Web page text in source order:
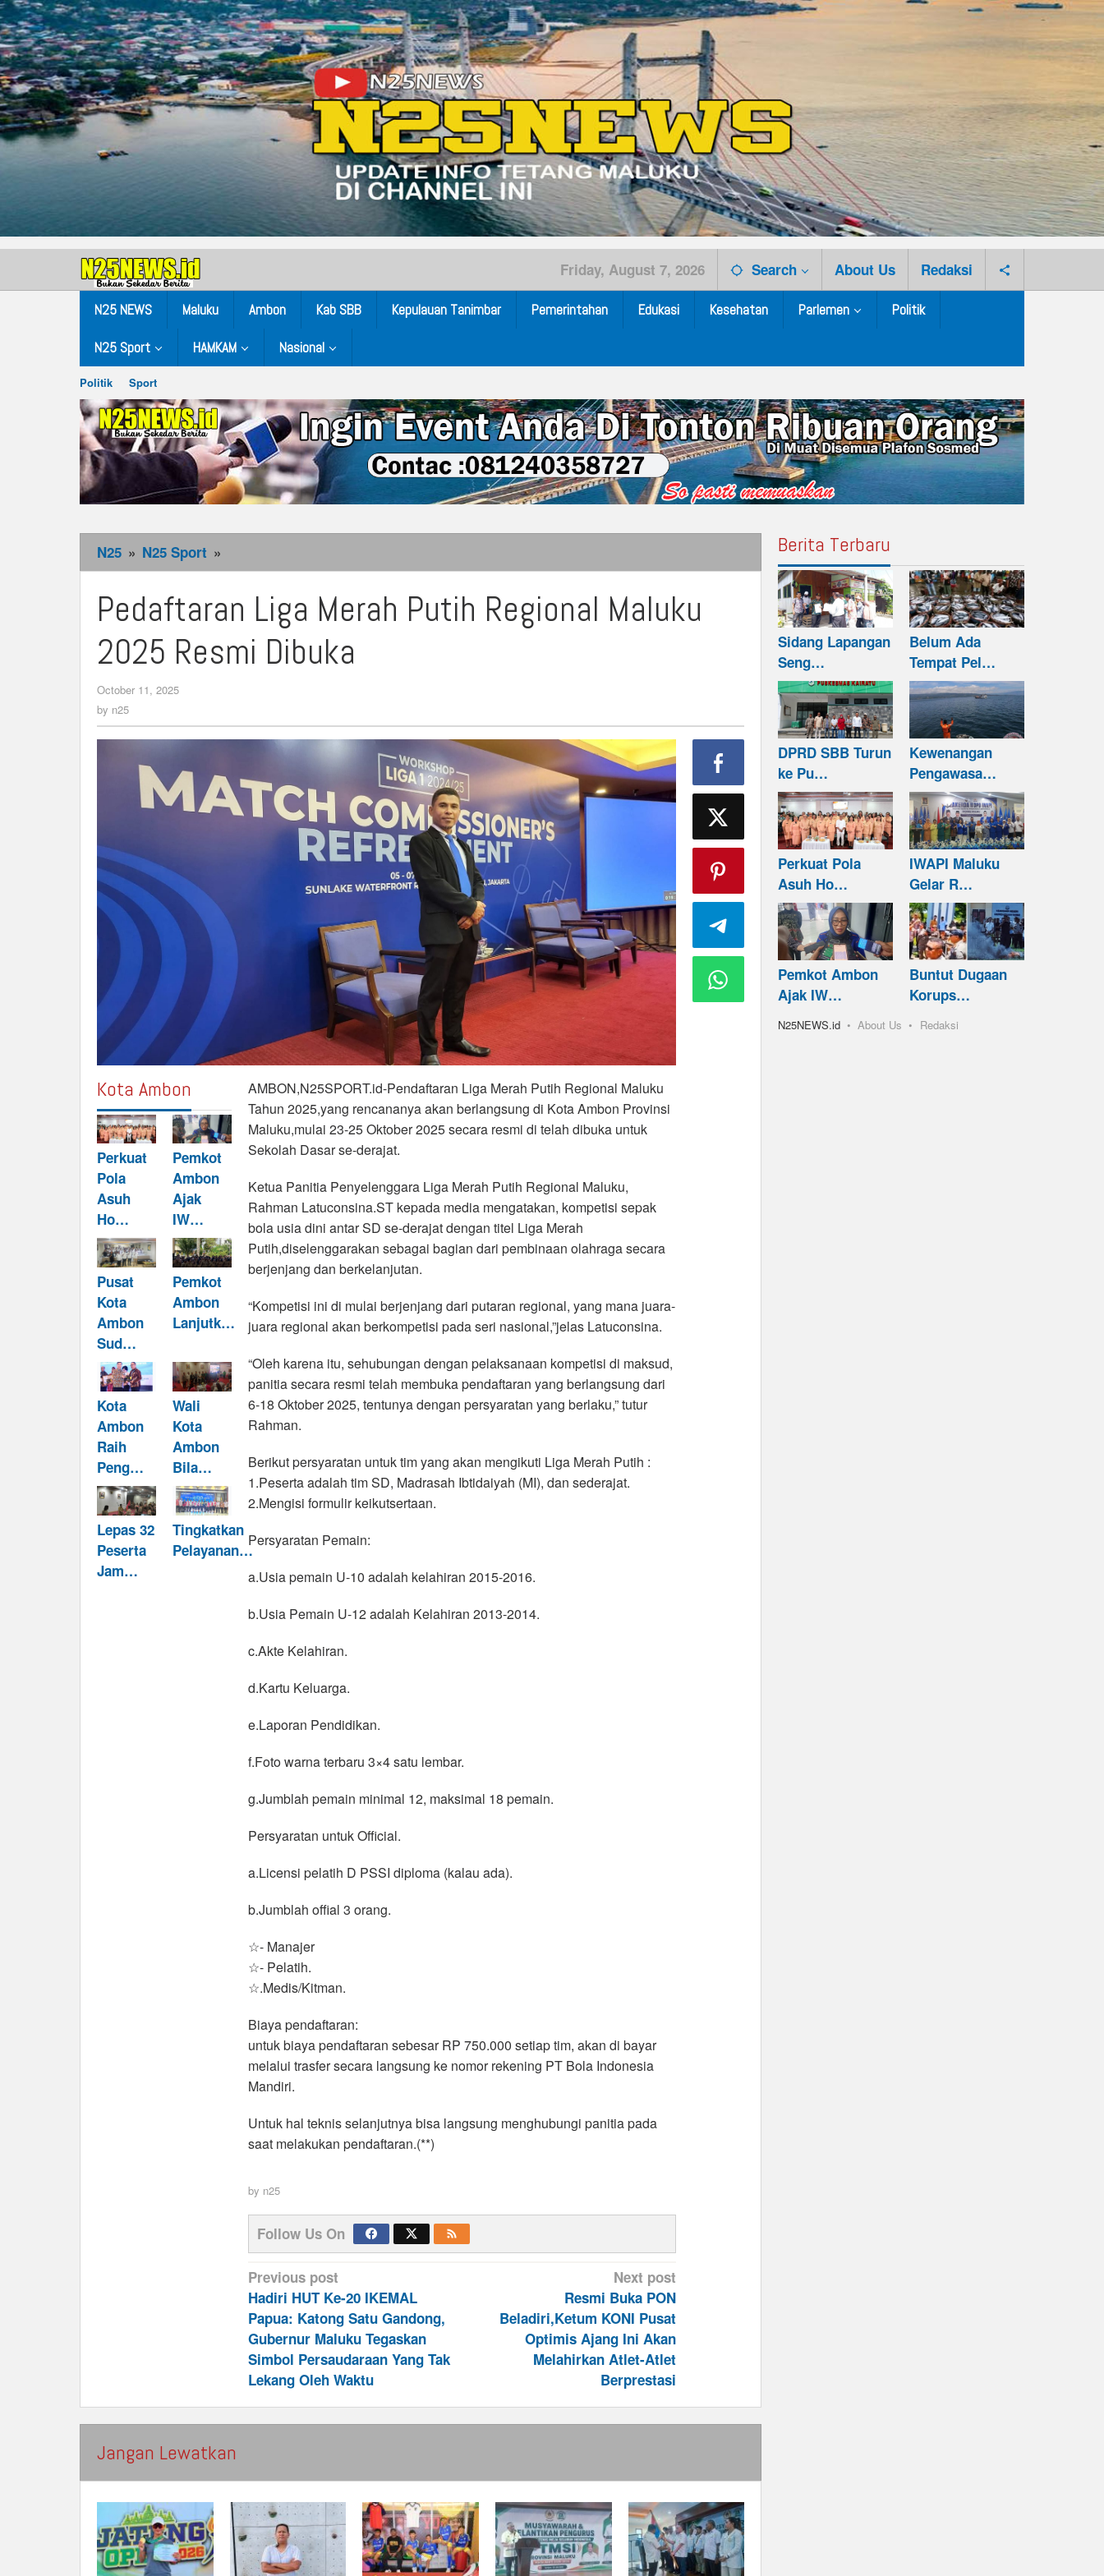
Friday, August 7, 2026 Search About Us Redaksi
N25 NEWS Maluku Ambon Kab SBB Kepulauan Tanimbar Pemerintahan Edukasi Kesehatan Parlemen Politik
N25 Sport HAMKAM Nasional
Politik Sport
N25 » N25 Sport »
Liga
Merah
Putih
Regional
Maluku
Pedaftaran Liga Merah Putih Regional Maluku
2025 Resmi Dibuka
October 11, 2025
by n25
Kota Ambon
Perkuat
Pola
Asuh
Ho…
Pemkot
Ambon
Ajak
IW…
Pusat
Kota
Ambon
Sud…
Pemkot
Ambon
Lanjutk…
Kota
Ambon
Raih
Peng…
Wali
Kota
Ambon
Bila…
Lepas 32
Peserta
Jam…
Tingkatkan
Pelayanan…
AMBON,N25SPORT.id-Pendaftaran Liga Merah Putih Regional Maluku
Tahun 2025,yang rencananya akan berlangsung di Kota Ambon Provinsi
Maluku,mulai 23-25 Oktober 2025 secara resmi di telah dibuka untuk
Sekolah Dasar se-derajat.
Ketua Panitia Penyelenggara Liga Merah Putih Regional Maluku,
Rahman Latuconsina.ST kepada media mengatakan, kompetisi sepak
bola usia dini antar SD se-derajat dengan titel Liga Merah
Putih,diselenggarakan sebagai bagian dari pembinaan olahraga secara
berjenjang dan berkelanjutan.
“Kompetisi ini di mulai berjenjang dari putaran regional, yang mana juara-
juara regional akan berkompetisi pada seri nasional,”jelas Latuconsina.
“Oleh karena itu, sehubungan dengan pelaksanaan kompetisi di maksud,
panitia secara resmi telah membuka pendaftaran yang berlangsung dari
6-18 Oktober 2025, tentunya dengan persyaratan yang berlaku,” tutur
Rahman.
Berikut persyaratan untuk tim yang akan mengikuti Liga Merah Putih :
1.Peserta adalah tim SD, Madrasah Ibtidaiyah (MI), dan sederajat.
2.Mengisi formulir keikutsertaan.
Persyaratan Pemain:
a.Usia pemain U-10 adalah kelahiran 2015-2016.
b.Usia Pemain U-12 adalah Kelahiran 2013-2014.
c.Akte Kelahiran.
d.Kartu Keluarga.
e.Laporan Pendidikan.
f.Foto warna terbaru 3×4 satu lembar.
g.Jumblah pemain minimal 12, maksimal 18 pemain.
Persyaratan untuk Official.
a.Licensi pelatih D PSSI diploma (kalau ada).
b.Jumblah offial 3 orang.
☆- Manajer
☆- Pelatih.
☆.Medis/Kitman.
Biaya pendaftaran:
untuk biaya pendaftaran sebesar RP 750.000 setiap tim, akan di bayar
melalui trasfer secara langsung ke nomor rekening PT Bola Indonesia
Mandiri.
Untuk hal teknis selanjutnya bisa langsung menghubungi panitia pada
saat melakukan pendaftaran.(**)
by n25
Follow Us On
Post
navigation
Previous post
Hadiri HUT Ke-20 IKEMAL
Papua: Katong Satu Gandong,
Gubernur Maluku Tegaskan
Simbol Persaudaraan Yang Tak
Lekang Oleh Waktu
Next post
Resmi Buka PON
Beladiri,Ketum KONI Pusat
Optimis Ajang Ini Akan
Melahirkan Atlet-Atlet
Berprestasi
Jangan Lewatkan
Berita Terbaru
Sidang Lapangan
Seng…
Belum Ada
Tempat Pel…
DPRD SBB Turun
ke Pu…
Kewenangan
Pengawasa…
Perkuat Pola
Asuh Ho…
IWAPI Maluku
Gelar R…
Pemkot Ambon
Ajak IW…
Buntut Dugaan
Korups…
N25NEWS.id About Us Redaksi